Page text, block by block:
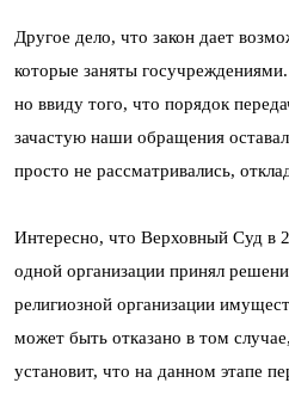
Другое дело, что закон дает
которые заняты
но ввиду того, что порядок
зачастую наши обращения
просто не рассматривались,
Интересно, что Верховный Суд в
одной организации принял
религиозной организации
может быть отказано в том
установит, что на данном этапе